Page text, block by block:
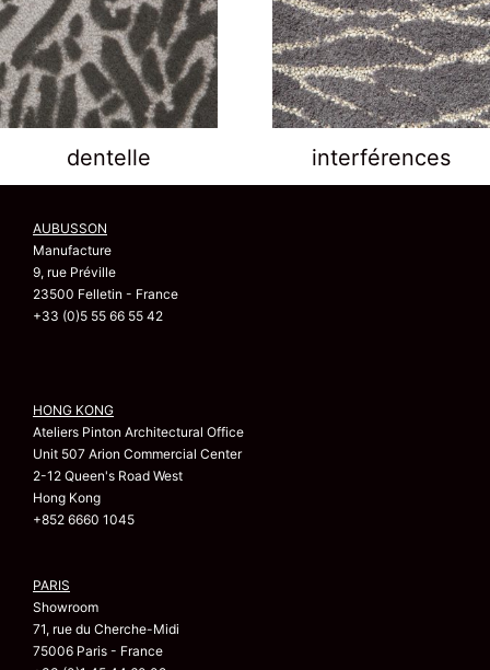
dentelle interférences
AUBUSSON
Manufacture
9, rue Préville
23500 Felletin - France
+33 (0)5 55 66 55 42
HONG KONG
Ateliers Pinton Architectural Office
Unit 507 Arion Commercial Center
2-12 Queen's Road West
Hong Kong
+852 6660 1045
PARIS
Showroom
71, rue du Cherche-Midi
75006 Paris - France